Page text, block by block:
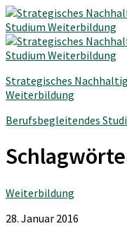
Strategisches
Weiterbildung
Berufsbegleitendes
Weiterbildung
28. Januar 2016